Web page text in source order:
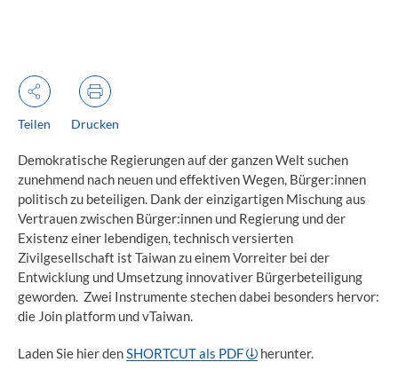
Teilen Drucken
Demokratische Regierungen auf der ganzen Welt suchen
zunehmend nach neuen und effektiven Wegen, Bürger:innen
politisch zu beteiligen. Dank der einzigartigen Mischung aus
Vertrauen zwischen Bürger:innen und Regierung und der
Existenz einer lebendigen, technisch versierten
Zivilgesellschaft ist Taiwan zu einem Vorreiter bei der
Entwicklung und Umsetzung innovativer Bürgerbeteiligung
geworden. Zwei Instrumente stechen dabei besonders hervor:
die Join platform und vTaiwan.
Laden Sie hier denSHORTCUT als PDF herunter.